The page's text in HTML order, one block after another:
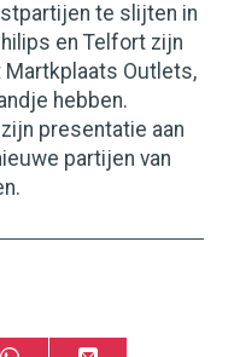
te slijten in
en Telfort zijn
Outlets,
hebben.
presentatie aan
partijen van